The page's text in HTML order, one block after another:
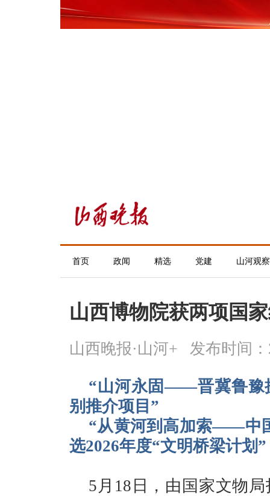
首页 政闻 精选 党建 山河观察
山西博物院获两项国
山西晚报·山河+ 发布时间：
“山河永固——晋冀鲁豫
别推介项目”
“从黄河到高加索——中
选2026年度“文明桥梁计划”
5月18日，由国家文物